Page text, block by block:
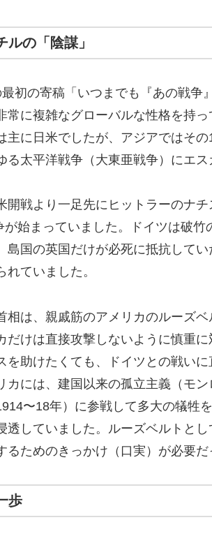
の「陰謀」
初の寄稿「いつまでも『あの戦争
常に複雑なグローバルな性格を持
主に日米でしたが、アジアではそ
太平洋戦争（大東亜戦争）にエス
開戦より一足先にヒットラーのナ
始まっていました。ドイツは破竹
島国の英国だけが必死に抵抗して
ていました。
相は、親戚筋のアメリカのルーズ
だけは直接攻撃しないように慎重
を助けたくても、ドイツとの戦い
には、建国以来の孤立主義（モン
〜18年）に参戦して多大の犠牲
透していました。ルーズベルトと
ためのきっかけ（口実）が必要だ
歩